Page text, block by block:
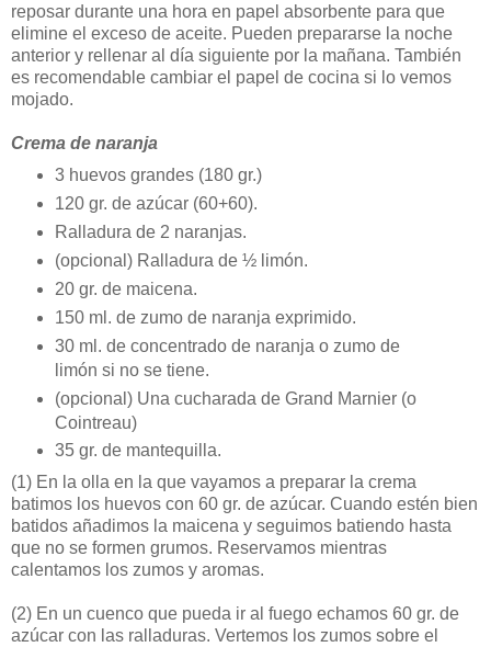
reposar durante una hora en papel absorbente para que
elimine el exceso de aceite. Pueden prepararse la noche
anterior y rellenar al día siguiente por la mañana. También
es recomendable cambiar el papel de cocina si lo vemos
mojado.
Crema de naranja
3 huevos grandes (180 gr.)
120 gr. de azúcar (60+60).
Ralladura de 2 naranjas.
(opcional) Ralladura de ½ limón.
20 gr. de maicena.
150 ml. de zumo de naranja exprimido.
30 ml. de concentrado de naranja o zumo de
limón si no se tiene.
(opcional) Una cucharada de Grand Marnier (o
Cointreau)
35 gr. de mantequilla.
(1) En la olla en la que vayamos a preparar la crema
batimos los huevos con 60 gr. de azúcar. Cuando estén bien
batidos añadimos la maicena y seguimos batiendo hasta
que no se formen grumos. Reservamos mientras
calentamos los zumos y aromas.
(2) En un cuenco que pueda ir al fuego echamos 60 gr. de
azúcar con las ralladuras. Vertemos los zumos sobre el